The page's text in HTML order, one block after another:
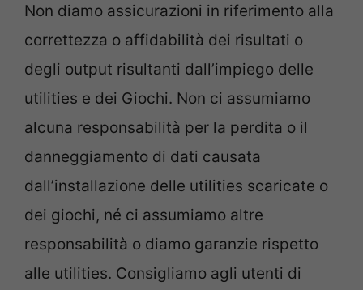
Non diamo assicurazioni in riferimento alla
correttezza o affidabilità dei risultati o
degli output risultanti dall’impiego delle
utilities e dei Giochi. Non ci assumiamo
alcuna responsabilità per la perdita o il
danneggiamento di dati causata
dall’installazione delle utilities scaricate o
dei giochi, né ci assumiamo altre
responsabilità o diamo garanzie rispetto
alle utilities. Consigliamo agli utenti di